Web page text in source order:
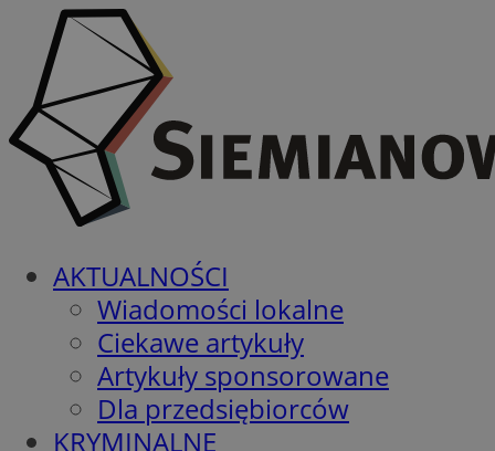
AKTUALNOŚCI
Wiadomości lokalne
Ciekawe artykuły
Artykuły sponsorowane
Dla przedsiębiorców
KRYMINALNE